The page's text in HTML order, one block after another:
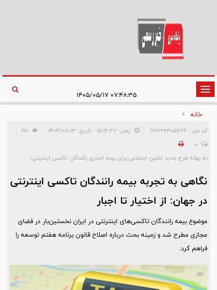
تغییر
وضعیت
ناوبری
۰۷:۴۸:۳۵ ۱۴۰۵/۰۵/۱۷
خانه
کد خبر : 1762264051222 زمان: ۱۵:۱۴:۳۷ - تاریخ: ۱۴۰۴/۰۸/۱۳
0
به بهانه طرح جدید تامین اجتماعی برای بیمه اجباری رانندگان تاکسی اینترنتی/
نگاهی به تجربه بیمه رانندگان تاکسی اینترنتی
در جهان: از اختیار تا اجبار
موضوع بیمه رانندگان تاکسی‌های اینترنتی در ایران نخستین‌بار در فضای
مجازی مطرح شد و زمینه بحث درباره اصلاح قانون برنامه هفتم توسعه را
فراهم کرد.